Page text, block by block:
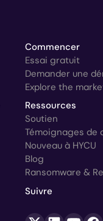
Commencer
Essai gratuit
Demander une
Explore the
Ressources
Soutien
Témoignages de
Nouveau à HYCU
Blog
Ransomware &
Suivre